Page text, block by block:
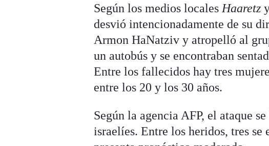
Según los medios locales Haaretz
desvió intencionadamente de su
Armon HaNatziv y atropelló al
un autobús y se encontraban
Entre los fallecidos hay tres
entre los 20 y los 30 años.
Según la agencia AFP, el ataque
israelíes. Entre los heridos, tres